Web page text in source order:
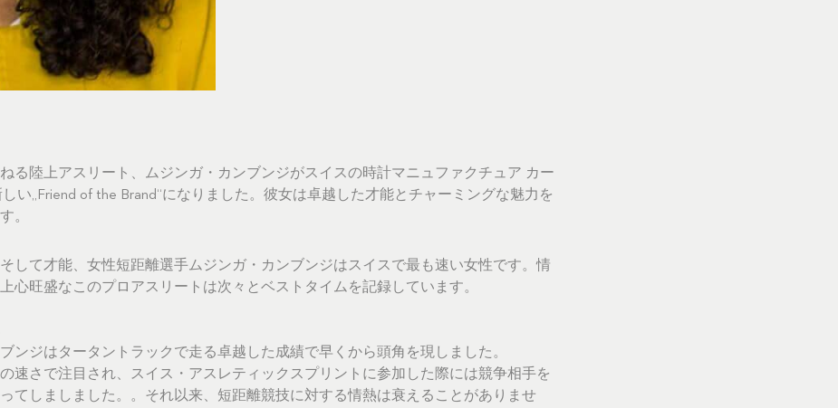
る陸上アスリート、ムジンガ・カンブンジがスイスの時計マニュファクチュア カー
しい„Friend of the Brand“になりました。彼女は卓越した才能とチャーミングな魅力を
。
して才能、女性短距離選手ムジンガ・カンブンジはスイスで最も速い女性です。情
心旺盛なこのプロアスリートは次々とベストタイムを記録しています。
ンジはタータントラックで走る卓越した成績で早くから頭角を現しました。
速さで注目され、スイス・アスレティックスプリントに参加した際には競争相手を
てしましました。。それ以来、短距離競技に対する情熱は衰えることがありませ